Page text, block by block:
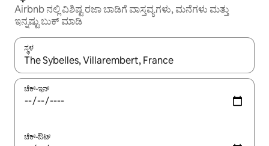
Airbnb ನಲ್ಲಿ ವಿಶಿಷ್ಟ ರಜಾ ಬಾಡಿಗೆ ವಾಸ್ತವ್ಯಗಳು, ಮನೆಗಳು ಮತ್ತು
ಇನ್ನಷ್ಟು ಬುಕ್ ಮಾಡಿ
ಸ್ಥಳ
ಫಲಿತಾಂಶಗಳು ಲಭ್ಯವಿರುವಾಗ, ಅಪ್ ಮತ್ತು ಡೌನ್ ಬಾಣದ ಕೀಲಿಗಳೊಂದಿಗೆ
ಚೆಕ್-ಇನ್
ಚೆಕ್-ಔಟ್